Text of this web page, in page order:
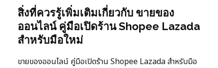
สิ่งที่ควรรู้เพิ่มเติมเกี่ยวกับ ขายของ
ออนไลน์ คู่มือเปิดร้าน Shopee Lazada
สำหรับมือใหม่
ขายของออนไลน์ คู่มือเปิดร้าน Shopee Lazada สำหรับมือ